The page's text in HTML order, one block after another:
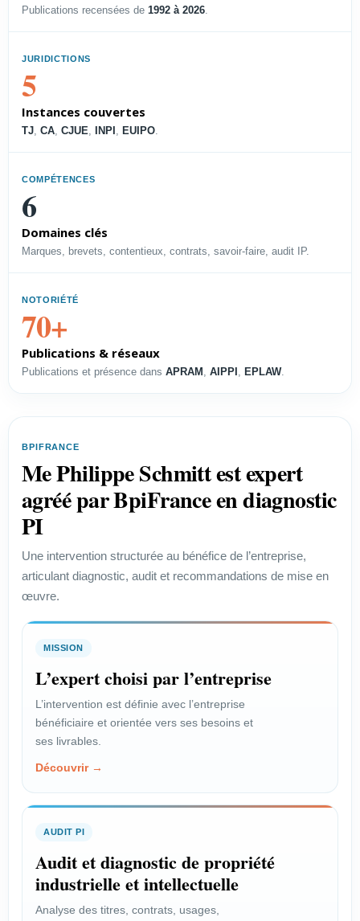
Voir le profil →
PROFIL
Voir le profil →
PROFIL
Directeur Juridique
Structurer une délégation
industrielle.
Voir le profil →
PROFIL
Start-up
protéger un projet innovant.
PROFIL
PROFIL
Publications recensées de 1992 à 2026.
JURIDICTIONS
5
Instances couvertes
TJ, CA, CJUE, INPI , EUIPO.
COMPÉTENCES
6
Domaines clés
Marques, brevets, contentieux, contrats, savoir-faire, audit IP.
NOTORIÉTÉ
70+
Publications & réseaux
Publications et présence dans APRAM , AIPPI , EPLAW.
BPIFRANCE
Me Philippe Schmitt est expert
agréé par BpiFrance en diagnostic
PI
Une intervention structurée au bénéfice de l’entreprise,
articulant diagnostic, audit et recommandations de mise en
œuvre.
MISSION
L’expert choisi par l’entreprise
L’intervention est définie avec l’entreprise
bénéficiaire et orientée vers ses besoins et
ses livrables.
Découvrir →
AUDIT PI
Audit et diagnostic de propriété
industrielle et intellectuelle
Analyse des titres, contrats, usages,